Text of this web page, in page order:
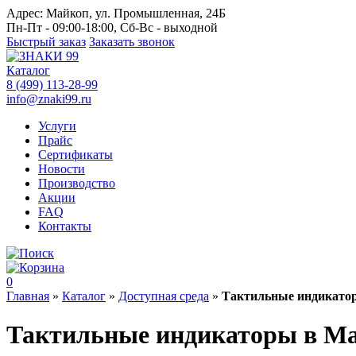
Адрес: Майкоп, ул. Промышленная, 24Б
Пн-Пт - 09:00-18:00, Сб-Вс - выходной
Быстрый заказ Заказать звонок
Каталог
8 (499) 113-28-99
info@znaki99.ru
Услуги
Прайс
Сертификаты
Новости
Производство
Акции
FAQ
Контакты
0
Главная » Каталог » Доступная среда » Тактильные
Тактильные индикаторы в